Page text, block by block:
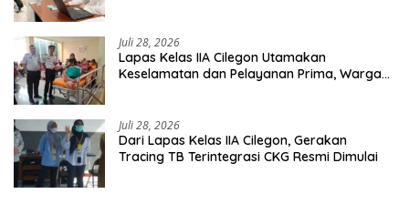
Juli 28, 2026
Lapas Kelas IIA Cilegon Utamakan
Keselamatan dan Pelayanan Prima, Warga
Juli 28, 2026
Dari Lapas Kelas IIA Cilegon, Gerakan
Tracing TB Terintegrasi CKG Resmi Dimulai